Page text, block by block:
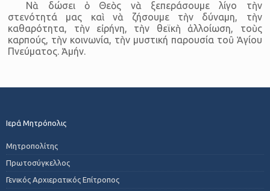
Νὰ δώσει ὁ Θεὸς νὰ ξεπεράσουμε λίγο τὴν
στενότητά μας καὶ νὰ ζήσουμε τὴν δύναμη, τὴν
καθαρότητα, τὴν εἰρήνη, τὴν θεϊκὴ ἀλλοίωση, τοὺς
καρπούς, τὴν κοινωνία, τὴν μυστική παρουσία τοῦ Ἁγίου
Πνεύματος. Ἀμήν.
Ιερά Μητρόπολις
Μητροπολίτης
Πρωτοσύγκελλος
Γενικός Αρχιερατικός Επίτροπος